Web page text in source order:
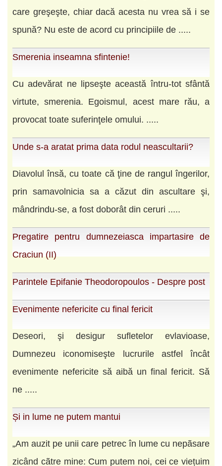
care greşeşte, chiar dacă acesta nu vrea să i se
spună? Nu este de acord cu principiile de .....
Smerenia inseamna sfintenie!
Cu adevărat ne lipseşte această întru-tot sfântă
virtute, smerenia. Egoismul, acest mare rău, a
provocat toate suferinţele omului. .....
Unde s-a aratat prima data rodul neascultarii?
Diavolul însă, cu toate că ţine de rangul îngerilor,
prin samavolnicia sa a căzut din ascultare şi,
mândrindu-se, a fost doborât din ceruri .....
Pregatire pentru dumnezeiasca impartasire de
Craciun (II)
Parintele Epifanie Theodoropoulos - Despre post
Evenimente nefericite cu final fericit
Deseori, şi desigur sufletelor evlavioase,
Dumnezeu iconomiseşte lucrurile astfel încât
evenimente nefericite să aibă un final fericit. Să
ne .....
Și in lume ne putem mantui
„Am auzit pe unii care petrec în lume cu nepãsare
zicând cãtre mine: Cum putem noi, cei ce viețuim